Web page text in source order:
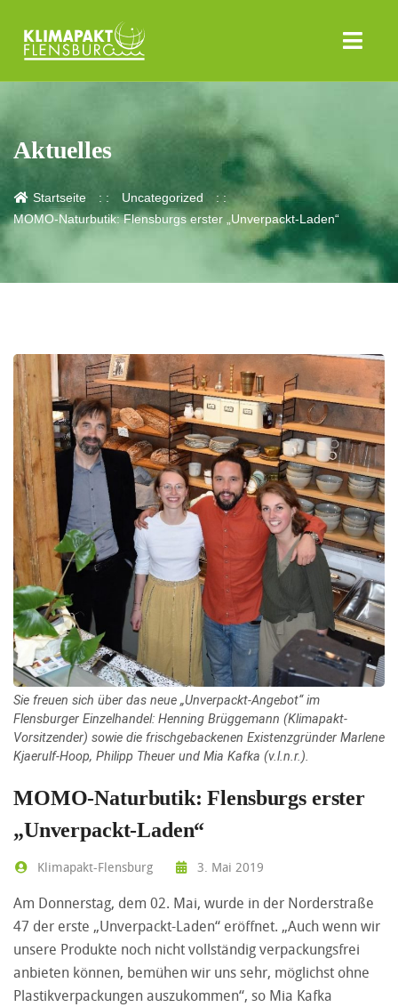
Aktuelles
Startseite
Uncategorized
MOMO-Naturbutik: Flensburgs erster „Unverpackt-Laden“
Sie freuen sich über das neue „Unverpackt-Angebot“ im
Flensburger Einzelhandel: Henning Brüggemann (Klimapakt-
Vorsitzender) sowie die frischgebackenen Existenzgründer Marlene
Kjaerulf-Hoop, Philipp Theuer und Mia Kafka (v.l.n.r.).
MOMO-Naturbutik: Flensburgs erster
„Unverpackt-Laden“
Klimapakt-Flensburg 3. Mai 2019
Am Donnerstag, dem 02. Mai, wurde in der Norderstraße
47 der erste „Unverpackt-Laden“ eröffnet. „Auch wenn wir
unsere Produkte noch nicht vollständig verpackungsfrei
anbieten können, bemühen wir uns sehr, möglichst ohne
Plastikverpackungen auszukommen“, so Mia Kafka